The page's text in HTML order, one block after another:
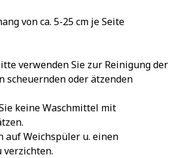
von ca. 5-25 cm je Seite
verwenden Sie zur Reinigung der
scheuernden oder ätzenden
keine Waschmittel mit
auf Weichspüler u. einen
verzichten.